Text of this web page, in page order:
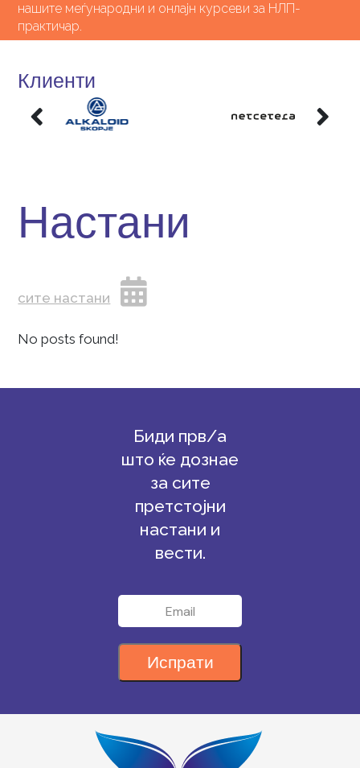
нашите меѓународни и онлајн курсеви за НЛП-
практичар.
Клиенти
Настани
сите настани
No posts found!
Биди прв/а
што ќе дознае
за сите
претстојни
настани и
вести.
Испрати